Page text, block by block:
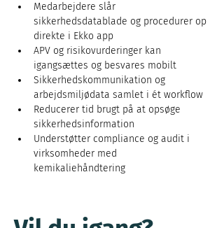
Medarbejdere slår
sikkerhedsdatablade og procedurer op
direkte i Ekko app
APV og risikovurderinger kan
igangsættes og besvares mobilt
Sikkerhedskommunikation og
arbejdsmiljødata samlet i ét workflow
Reducerer tid brugt på at opsøge
sikkerhedsinformation
Understøtter compliance og audit i
virksomheder med
kemikaliehåndtering